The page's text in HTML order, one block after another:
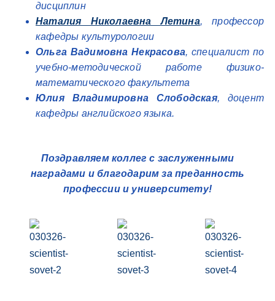
дисциплин
Наталия Николаевна Летина, профессор
кафедры культурологии
Ольга Вадимовна Некрасова, специалист по
учебно-методической работе физико-
математического факультета
Юлия Владимировна Слободская, доцент
кафедры английского языка.
Поздравляем коллег с заслуженными
наградами и благодарим за преданность
профессии и университету!